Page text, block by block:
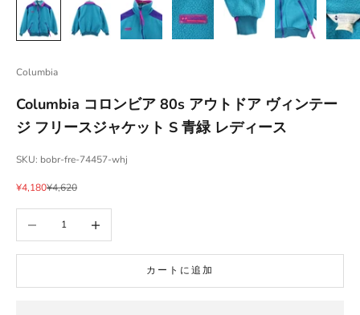
Columbia
Columbia コロンビア 80s アウトドア ヴィンテー
ジ フリースジャケット S 青緑 レディース
SKU: bobr-fre-74457-whj
セール価格
¥4,180通常価格
¥4,620
カートに追加